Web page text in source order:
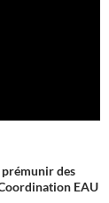
prémunir des
EAU